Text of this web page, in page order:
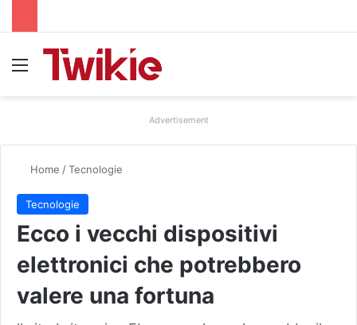
Advertisement
Home /Tecnologie
Tecnologie
Ecco i vecchi dispositivi
elettronici che potrebbero
valere una fortuna